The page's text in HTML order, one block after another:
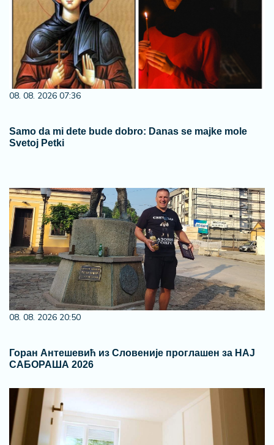
08. 08. 2026 07:36
Samo da mi dete bude dobro: Danas se majke mole
Svetoj Petki
08. 08. 2026 20:50
Горан Антешевић из Словеније проглашен за НАЈ
САБОРАША 2026